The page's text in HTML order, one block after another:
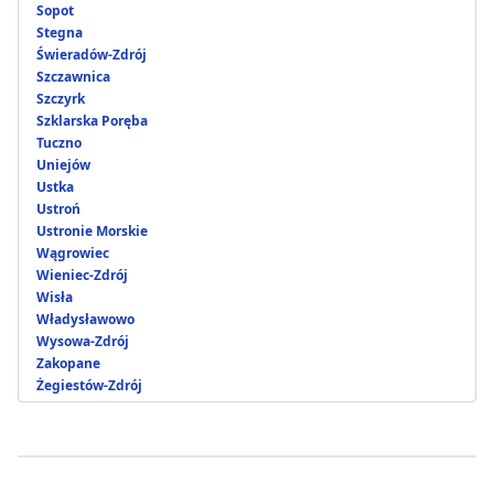
Sopot
Stegna
Świeradów-Zdrój
Szczawnica
Szczyrk
Szklarska Poręba
Tuczno
Uniejów
Ustka
Ustroń
Ustronie Morskie
Wągrowiec
Wieniec-Zdrój
Wisła
Władysławowo
Wysowa-Zdrój
Zakopane
Żegiestów-Zdrój